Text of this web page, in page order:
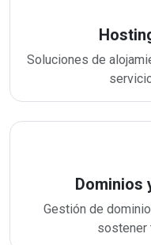
Soluciones de
Dominios
Gestión de
sostener